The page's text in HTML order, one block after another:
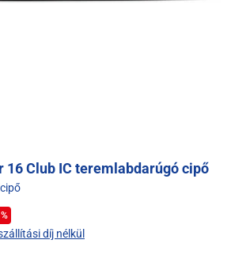
16 Club IC teremlabdarúgó cipő
díj nélkül